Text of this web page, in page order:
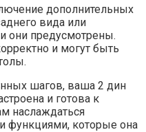
дополнительных
вида или
они предусмотрены.
и могут быть
шагов, ваша 2 дин
и готова к
наслаждаться
функциями, которые она